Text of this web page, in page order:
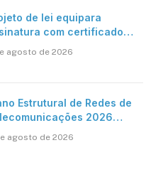
de lei equipara
com certificado
de firma em
agosto de 2026
Estrutural de Redes de
2026
mas mantém desafio
agosto de 2026